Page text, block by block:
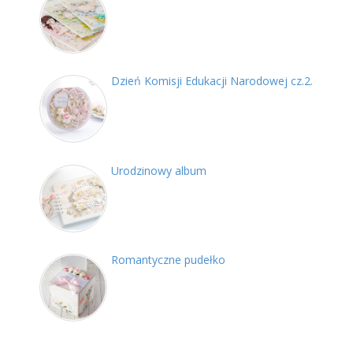
Dzień Komisji Edukacji Narodowej cz.2.
Urodzinowy album
Romantyczne pudełko